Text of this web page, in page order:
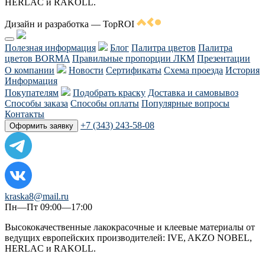
Дизайн и разработка — TopROI
Полезная информация Блог Палитра цветов Палитра
цветов BORMA Правильные пропорции ЛКМ Презентации
О компании
Новости Сертификаты Схема проезда История
Информация
Покупателям
Подобрать краску Доставка и самовывоз
Способы заказа Способы оплаты Популярные вопросы
Контакты
Оформить заявку +7 (343) 243-58-08
kraska8@mail.ru
Пн—Пт 09:00—17:00
Высококачественные лакокрасочные и клеевые материалы от
ведущих европейских производителей: IVE, AKZO NOBEL,
HERLAC и RAKOLL.